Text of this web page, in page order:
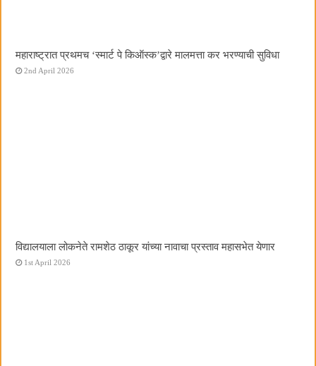
महाराष्ट्रात प्रथमच ‌‘स्मार्ट पे किऑस्क‌’द्वारे मालमत्ता कर भरण्याची सुविधा
2nd April 2026
विद्यालयाला लोकनेते रामशेठ ठाकूर यांच्या नावाचा प्रस्ताव महासभेत येणार
1st April 2026